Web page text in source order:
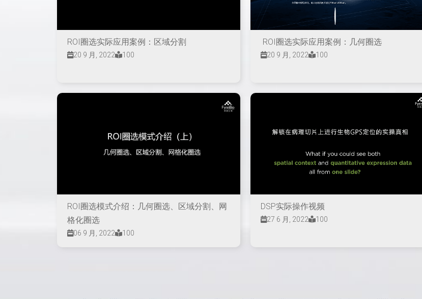
ROI圈选实际应用案例：区域分割
20 9 月, 2022 100
ROI圈选实际应用案例：几何圈选
20 9 月, 2022 100
ROI圈选模式介绍：几何圈选、区域分割、网
格化圈选
06 9 月, 2022 100
DSP实际操作视频
27 6 月, 2022 100